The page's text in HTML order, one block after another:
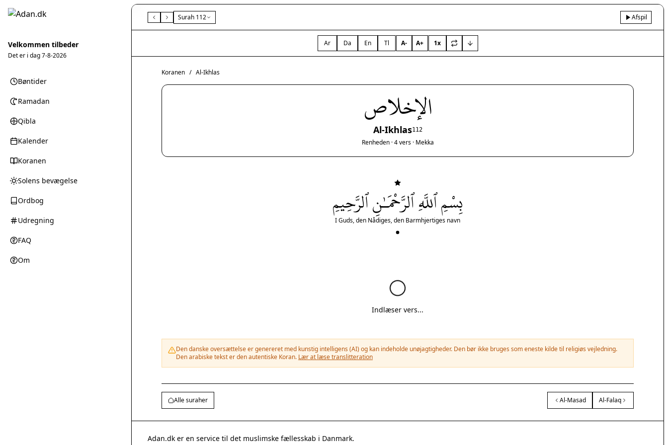
Velkommen tilbeder
Det er i dag7-8-2026
Bøntider
Ramadan
Qibla
Kalender
Koranen
Solens bevægelse
Ordbog
Udregning
FAQ
Om
Surah 112 Afspil
Ar Da En Tl A- A+ 1x
Koranen / Al-Ikhlas
الإخلاص
Al-Ikhlas112
Renheden · 4 vers · Mekka
بِسْمِ ٱللَّهِ ٱلرَّحْمَـٰنِ ٱلرَّحِيمِ
I Guds, den Nådiges, den Barmhjertiges navn
Indlæser vers...
Den danske oversættelse er genereret med kunstig intelligens (AI) og kan indeholde unøjagtigheder. Den bør ikke bruges som eneste kilde til religiøs vejledning.
Den arabiske tekst er den autentiske Koran. Lær at læse translitteration
Alle suraher Al-Masad Al-Falaq
Adan.dk er en service til det muslimske fællesskab i Danmark.